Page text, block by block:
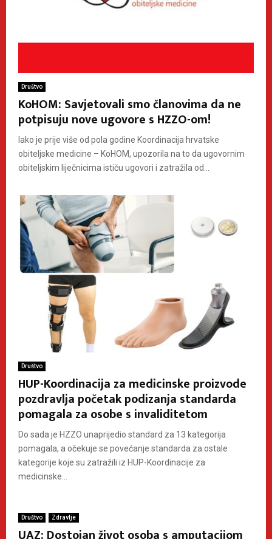
Društvo
KoHOM: Savjetovali smo članovima da ne
potpisuju nove ugovore s HZZO-om!
Iako je prije više od pola godine Koordinacija hrvatske
obiteljske medicine – KoHOM, upozorila na to da ugovornim
obiteljskim liječnicima ističu ugovori i zatražila od...
Društvo
HUP-Koordinacija za medicinske proizvode
pozdravlja početak podizanja standarda
pomagala za osobe s invaliditetom
Do sada je HZZO unaprijedio standard za 13 kategorija
pomagala, a očekuje se povećanje standarda za ostale
kategorije koje su zatražili iz HUP-Koordinacije za
medicinske...
Društvo Zdravlje